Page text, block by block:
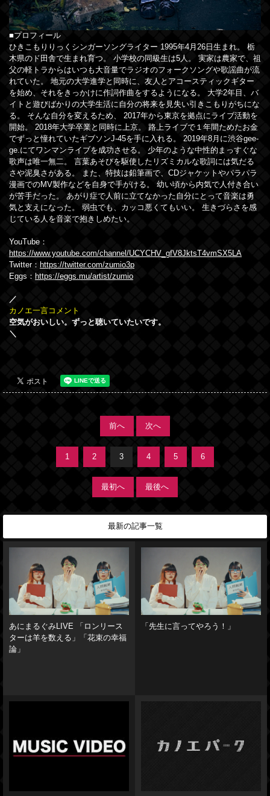
■プロフィール
ひきこもりりっくシンガーソングライター 1995年4月26日生まれ。 栃
木県のド田舎で生まれ育つ。 小学校の同級生は5人。 実家は農家で、祖
父の軽トラからはいつも大音量でラジオのフォークソングや歌謡曲が流
れていた。 地元の大学進学と同時に、友人とアコースティックギター
を始め、それをきっかけに作詞作曲をするようになる。 大学2年目、バ
イトと遊びばかりの大学生活に自分の将来を見失い引きこもりがちにな
る。 そんな自分を変えるため、 2017年から東京を拠点にライブ活動を
開始。 2018年大学卒業と同時に上京。 路上ライブで１年間ためたお金
でずっと憧れていたギブソンJ-45を手に入れる。 2019年8月に渋谷gee-
ge.にてワンマンライブを成功させる。 少年のような中性的まっすぐな
歌声は唯一無二。 言葉あそびを駆使したリズミカルな歌詞には気だる
さや泥臭さがある。 また、特技は鉛筆画で、CDジャケットやパラパラ
漫画でのMV製作などを自身で手がける。 幼い頃から内気で人付き合い
が苦手だった。 あがり症で人前に立てなかった自分にとって音楽は勇
気と支えになった。 弱虫でも、カッコ悪くてもいい。 生きづらさを感
じている人を音楽で抱きしめたい。
YouTube：
https://www.youtube.com/channel/UCYCHV_gfV8JktsT4vmSX5LA
Twitter： https://twitter.com/zumio3p
Eggs： https://eggs.mu/artist/zumio
／
カノエ一言コメント
空気がおいしい。ずっと聴いていたいです。
＼
前へ 次へ
1 2 3 4 5 6
最初へ 最後へ
最新の記事一覧
あにまるぐみLIVE 「ロンリース
ターは羊を数える」「花束の幸福
論」
「先生に言ってやろう！」